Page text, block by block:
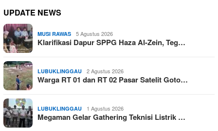
UPDATE NEWS
MUSI RAWAS 5 Agustus 2026
Klarifikasi Dapur SPPG Haza Al-Zein, Teg…
LUBUKLINGGAU 2 Agustus 2026
Warga RT 01 dan RT 02 Pasar Satelit Goto…
LUBUKLINGGAU 1 Agustus 2026
Megaman Gelar Gathering Teknisi Listrik …